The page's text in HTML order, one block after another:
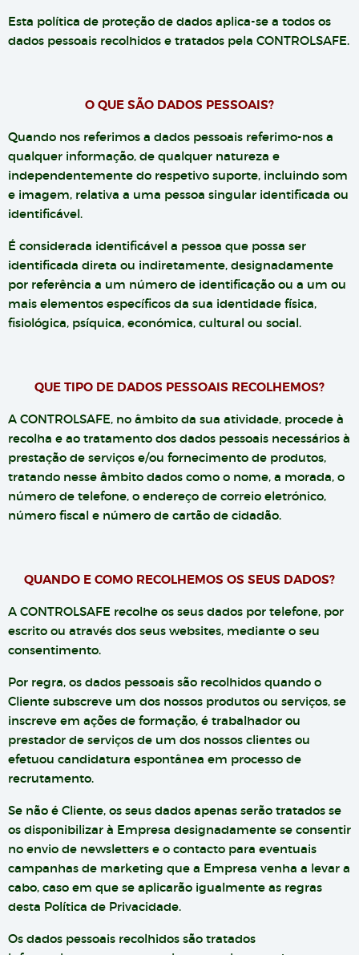
Esta política de proteção de dados aplica-se a todos os
dados pessoais recolhidos e tratados pela CONTROLSAFE.
O QUE SÃO DADOS PESSOAIS?
Quando nos referimos a dados pessoais referimo-nos a
qualquer informação, de qualquer natureza e
independentemente do respetivo suporte, incluindo som
e imagem, relativa a uma pessoa singular identificada ou
identificável.
É considerada identificável a pessoa que possa ser
identificada direta ou indiretamente, designadamente
por referência a um número de identificação ou a um ou
mais elementos específicos da sua identidade física,
fisiológica, psíquica, económica, cultural ou social.
QUE TIPO DE DADOS PESSOAIS RECOLHEMOS?
A CONTROLSAFE, no âmbito da sua atividade, procede à
recolha e ao tratamento dos dados pessoais necessários à
prestação de serviços e/ou fornecimento de produtos,
tratando nesse âmbito dados como o nome, a morada, o
número de telefone, o endereço de correio eletrónico,
número fiscal e número de cartão de cidadão.
QUANDO E COMO RECOLHEMOS OS SEUS DADOS?
A CONTROLSAFE recolhe os seus dados por telefone, por
escrito ou através dos seus websites, mediante o seu
consentimento.
Por regra, os dados pessoais são recolhidos quando o
Cliente subscreve um dos nossos produtos ou serviços, se
inscreve em ações de formação, é trabalhador ou
prestador de serviços de um dos nossos clientes ou
efetuou candidatura espontânea em processo de
recrutamento.
Se não é Cliente, os seus dados apenas serão tratados se
os disponibilizar à Empresa designadamente se consentir
no envio de newsletters e o contacto para eventuais
campanhas de marketing que a Empresa venha a levar a
cabo, caso em que se aplicarão igualmente as regras
desta Política de Privacidade.
Os dados pessoais recolhidos são tratados